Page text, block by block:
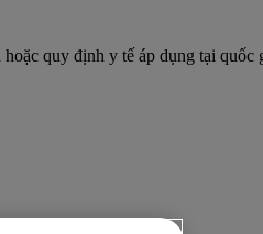
quy định y tế áp dụng tại